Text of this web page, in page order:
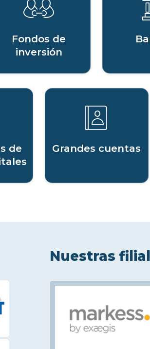
Fondos de
inversión
de
Grandes cuentas
Nuestras